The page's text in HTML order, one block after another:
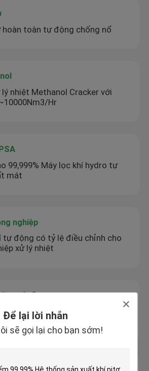
Để lại lời nhắn
sẽ gọi lại cho bạn sớm!
hoàn toàn tự động chống nổ
nhiệt Methanol Cracker với
Hr
99,999% Máy lọc khí hydro tự
mát
nghiệp
tự động có tỷ lệ điều chỉnh cho
xử lý nhiệt
mô-đun
nitơ cắt laser máy phát nitơ
suất
đun